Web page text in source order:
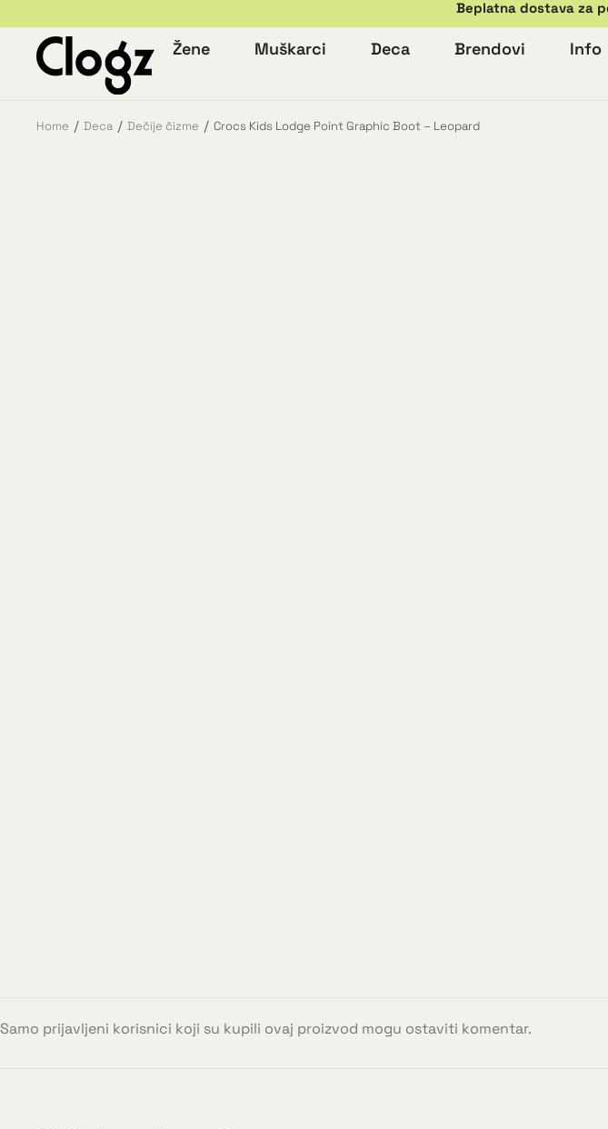
Beplatna dostava za
Žene Muškarci Deca Brendovi Info
You are here:
Home Deca Dečije čizme Crocs Kids Lodge Point Graphic Boot – Leopard
Samo prijavljeni korisnici koji su kupili ovaj proizvod mogu ostaviti komentar.